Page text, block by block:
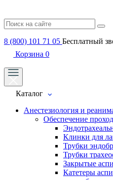
8 (800) 101 71 05 Бесплатный
Корзина 0
Каталог
Анестезиология и
Обеспечение
Клинки для
Трубки
Трубки
Закрытые
Катетеры